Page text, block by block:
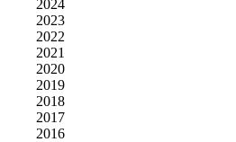
2024
2023
2022
2021
2020
2019
2018
2017
2016